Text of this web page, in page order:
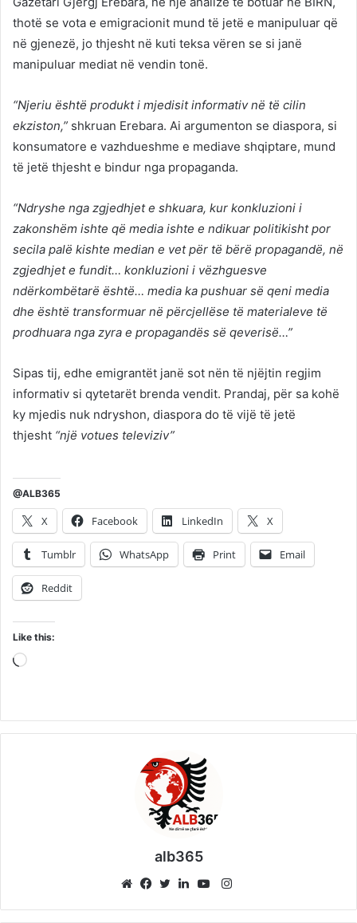
thotë se vota e emigracionit mund të jetë e manipuluar që
në gjenezë, jo thjesht në kuti teksa vëren se si janë
manipuluar mediat në vendin tonë.
“Njeriu është produkt i mjedisit informativ në të cilin
ekziston,” shkruan Erebara. Ai argumenton se diaspora, si
konsumatore e vazhdueshme e mediave shqiptare, mund
të jetë thjesht e bindur nga propaganda.
“Ndryshe nga zgjedhjet e shkuara, kur konkluzioni i
zakonshëm ishte që media ishte e ndikuar politikisht por
secila palë kishte median e vet për të bërë propagandë, në
zgjedhjet e fundit… konkluzioni i vëzhguesve
ndërkombëtarë është… media ka pushuar së qeni media
dhe është transformuar në përcjellëse të materialeve të
prodhuara nga zyra e propagandës së qeverisë…”
Sipas tij, edhe emigrantët janë sot nën të njëjtin regjim
informativ si qytetarët brenda vendit. Prandaj, për sa kohë
ky mjedis nuk ndryshon, diaspora do të vijë të jetë
thjesht “një votues televiziv”
@ALB365
X Facebook LinkedIn X
Tumblr WhatsApp Print Email
Reddit
Like this:
Loading…
alb365
Instagram